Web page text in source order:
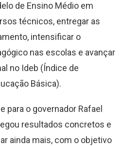
de Ensino Médio em
técnicos, entregar as
intensificar o
nas escolas e avançar
no Ideb (Índice de
Básica).
para o governador Rafael
resultados concretos e
ainda mais, com o objetivo